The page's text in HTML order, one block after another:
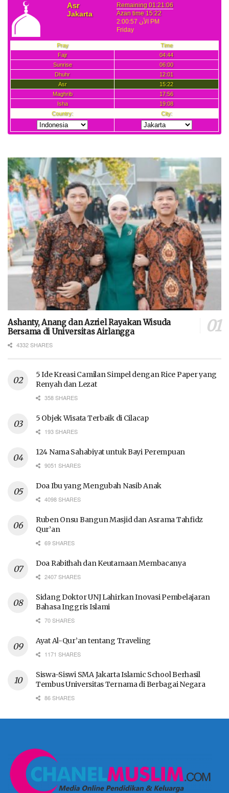
Ashanty, Anang dan Azriel Rayakan Wisuda
Bersama di Universitas Airlangga
4332 SHARES
5 Ide Kreasi Camilan Simpel dengan Rice Paper yang
Renyah dan Lezat
358 SHARES
5 Objek Wisata Terbaik di Cilacap
193 SHARES
124 Nama Sahabiyat untuk Bayi Perempuan
9051 SHARES
Doa Ibu yang Mengubah Nasib Anak
4098 SHARES
Ruben Onsu Bangun Masjid dan Asrama Tahfidz
Qur’an
69 SHARES
Doa Rabithah dan Keutamaan Membacanya
2407 SHARES
Sidang Doktor UNJ Lahirkan Inovasi Pembelajaran
Bahasa Inggris Islami
70 SHARES
Ayat Al-Qur’an tentang Traveling
1171 SHARES
Siswa-Siswi SMA Jakarta Islamic School Berhasil
Tembus Universitas Ternama di Berbagai Negara
86 SHARES